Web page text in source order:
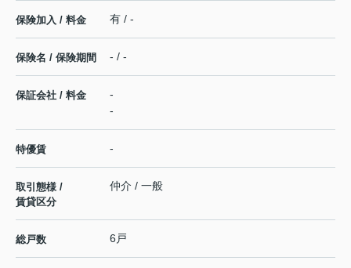
保険加入 / 料金 有 / -
保険名 / 保険期間 - / -
保証会社 / 料金
-
-
特優賃 -
取引態様 /
賃貸区分
仲介 / 一般
総戸数 6戸